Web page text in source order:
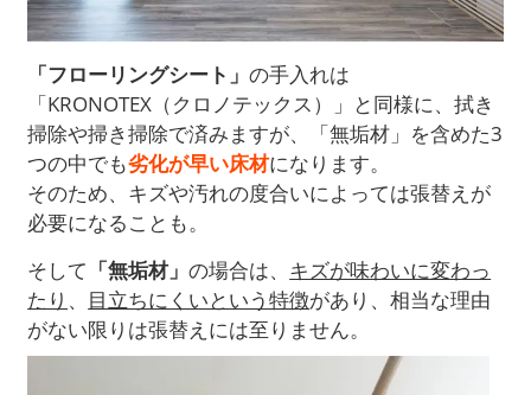
「フローリングシート」の手入れは
「KRONOTEX（クロノテックス）」と同様に、拭き
掃除や掃き掃除で済みますが、「無垢材」を含めた3
つの中でも劣化が早い床材になります。
そのため、キズや汚れの度合いによっては張替えが
必要になることも。
そして 「無垢材」の場合は、 キズが味わいに変わっ
たり 、 目立ちにくいという特徴があり、相当な理由
がない限りは張替えには至りません。